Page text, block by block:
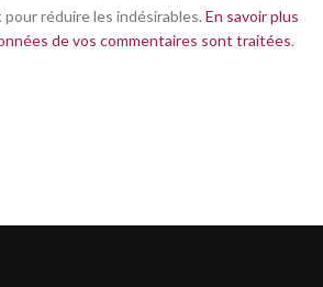
réduire les indésirables. En savoir plus
de vos commentaires sont traitées.